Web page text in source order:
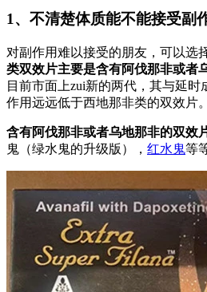
1、不清楚体质能不能接受副
对副作用难以接受的朋友，可以选
类双效片主要是含有阿伐那非或者
目前市面上zui新的两代，其与延时
作用远远低于西地那非类的双效片。
含有阿伐那非或者乌地那非的双效
鬼（绿水鬼的升级版）， 红水鬼等